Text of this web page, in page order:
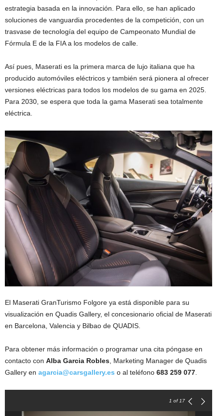
estrategia basada en la innovación. Para ello, se han aplicado
soluciones de vanguardia procedentes de la competición, con un
trasvase de tecnología del equipo de Campeonato Mundial de
Fórmula E de la FIA a los modelos de calle.
Así pues, Maserati es la primera marca de lujo italiana que ha
producido automóviles eléctricos y también será pionera al ofrecer
versiones eléctricas para todos los modelos de su gama en 2025.
Para 2030, se espera que toda la gama Maserati sea totalmente
eléctrica.
El Maserati GranTurismo Folgore ya está disponible para su
visualización en Quadis Gallery, el concesionario oficial de Maserati
en Barcelona, Valencia y Bilbao de QUADIS.
Para obtener más información o programar una cita póngase en
contacto con Alba Garcia Robles, Marketing Manager de Quadis
Gallery en agarcia@carsgallery.es o al teléfono 683 259 077.
1 of 17